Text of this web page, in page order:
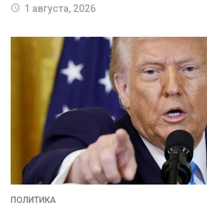
1 августа, 2026
ПОЛИТИКА